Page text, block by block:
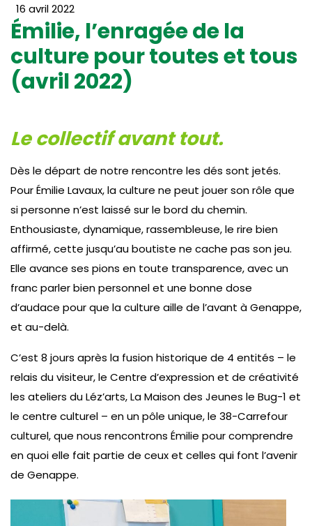
16 avril 2022
Émilie, l’enragée de la
culture pour toutes et tous
(avril 2022)
Le collectif avant tout.
Dès le départ de notre rencontre les dés sont jetés.
Pour Émilie Lavaux, la culture ne peut jouer son rôle que
si personne n’est laissé sur le bord du chemin.
Enthousiaste, dynamique, rassembleuse, le rire bien
affirmé, cette jusqu’au boutiste ne cache pas son jeu.
Elle avance ses pions en toute transparence, avec un
franc parler bien personnel et une bonne dose
d’audace pour que la culture aille de l’avant à Genappe,
et au-delà.
C’est 8 jours après la fusion historique de 4 entités – le
relais du visiteur, le Centre d’expression et de créativité
les ateliers du Léz’arts, La Maison des Jeunes le Bug-1 et
le centre culturel – en un pôle unique, le 38-Carrefour
culturel, que nous rencontrons Émilie pour comprendre
en quoi elle fait partie de ceux et celles qui font l’avenir
de Genappe.